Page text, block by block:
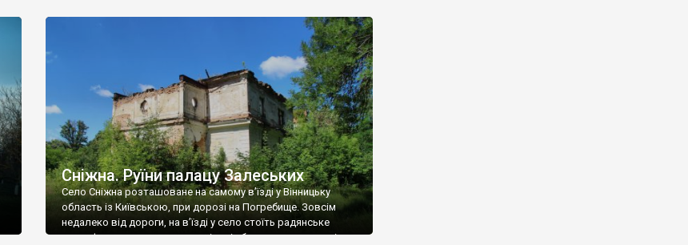
старовинний цвинтар із кам’яними хрестами. Всі епітафії, які
збереглися, написані кирилицею, церковнослов’янською
мовою. За всіма традиційними ознаками – цвинтар
український. Хрести датуються 19 століттям. У 1924-1940
роках Болган […]
Сніжна. Руїни палацу Залеських
Село Сніжна розташоване на самому в’їзді у Вінницьку
область із Київською, при дорозі на Погребище. Зовсім
недалеко від дороги, на в’їзді у село стоїть радянське
рельєфне пано, яке показує жінку і яблуню, а трохи далі,